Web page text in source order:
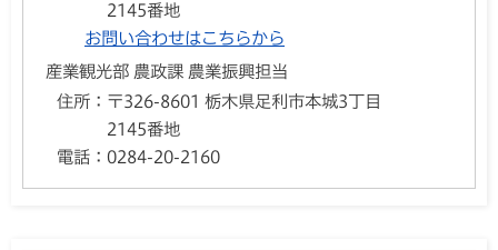
2145番地
お問い合わせはこちらから
産業観光部 農政課 農業振興担当
住所： 〒326-8601 栃木県足利市本城3丁目
2145番地
電話： 0284-20-2160